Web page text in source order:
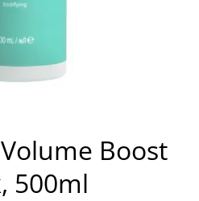
Boost
500ml